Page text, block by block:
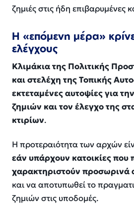
ζημιές στις ήδη επιβαρυμένες
Η «επόμενη μέρα»
ελέγχους
Κλιμάκια της Πολιτικής
και στελέχη της Τοπικής
εκτεταμένες αυτοψίες για
ζημιών και τον έλεγχο της
κτιρίων.
Η προτεραιότητα των αρχών
εάν υπάρχουν κατοικίες που
χαρακτηριστούν προσωρινά
και να αποτυπωθεί το
ζημιών στις υποδομές.